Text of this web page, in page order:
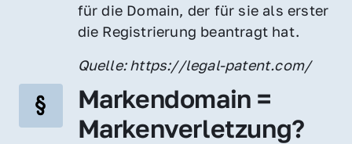
für die Domain, der für sie als erster
die Registrierung beantragt hat.
Quelle: https://legal-patent.com/
Markendomain =
Markenverletzung?